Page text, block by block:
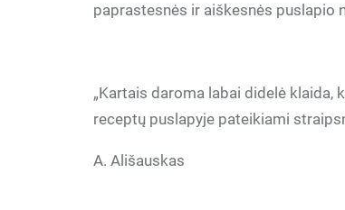
paprastesnės ir aiškesnės puslapio
„Kartais daroma labai didelė klaida,
receptų puslapyje pateikiami
A. Ališauskas